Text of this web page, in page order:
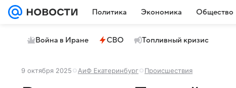
Политика Экономика Общество
Война в Иране СВО Топливный кризис
9 октября 2025 АиФ Екатеринбург Происшествия